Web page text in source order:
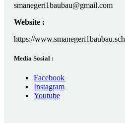
smanegeri1baubau@gmail.com
Website :
https://
Media Sosial :
Facebook
Instagram
Youtube